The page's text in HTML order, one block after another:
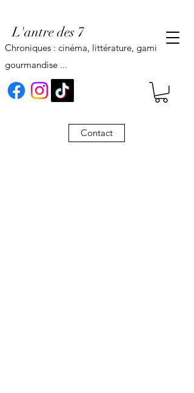
L'antre des 7
Contact
Chroniques : cinéma, littérature, gaming,
gourmandise ...